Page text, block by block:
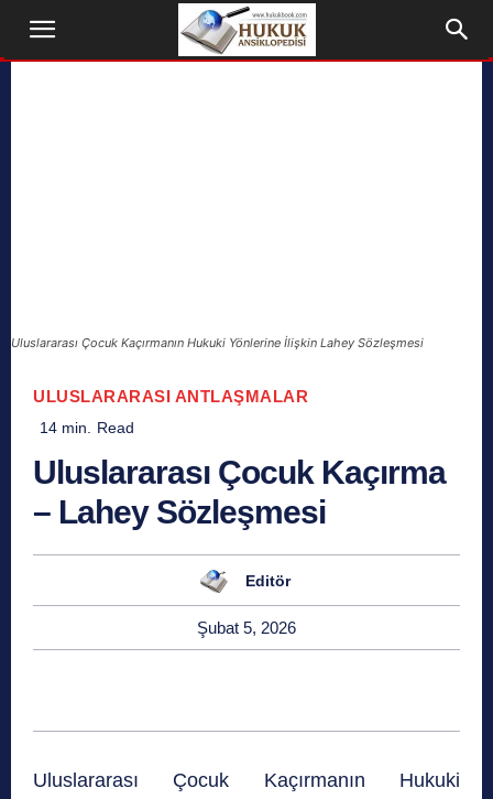
Uluslararası Çocuk Kaçırmanın Hukuki Yönlerine İlişkin Lahey Sözleşmesi
ULUSLARARASI ANTLAŞMALAR
14 min. Read
Uluslararası Çocuk Kaçırma
– Lahey Sözleşmesi
Editör
Şubat 5, 2026
Uluslararası Çocuk Kaçırmanın Hukuki